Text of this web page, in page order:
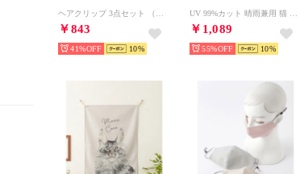
￥843
41% 10
￥1,089
55% 10